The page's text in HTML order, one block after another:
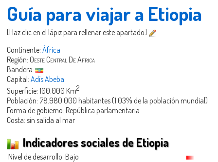
Guía para viajar a Etiopia
[Haz clic en el lápiz para rellenar este apartado]
Continente: África
Región: Oeste Central De Africa
Bandera:
Capital: Adís Abeba
Superficie: 100.000 Km2
Población: 78.980.000 habitantes (1.03% de la población mundial)
Forma de gobierno: República parlamentaria
Costa: sin salida al mar
Indicadores sociales de Etiopia
Nivel de desarrollo: Bajo